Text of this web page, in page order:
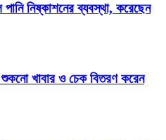
পানি নিষ্কাশনের ব্যবস্থা, করেছেন
খাবার ও চেক বিতরণ করেন